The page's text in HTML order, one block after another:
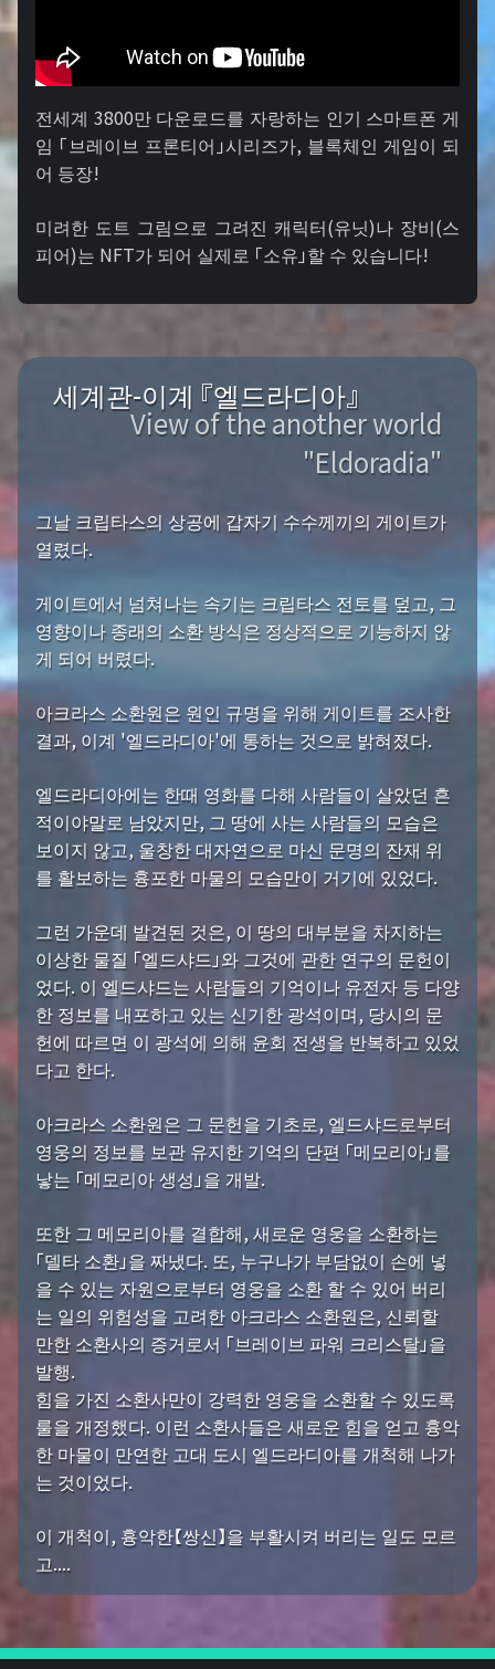
전세계 3800만 다운로드를 자랑하는 인기 스마트폰 게
임 「브레이브 프론티어」시리즈가, 블록체인 게임이 되
어 등장!
미려한 도트 그림으로 그려진 캐릭터(유닛)나 장비(스
피어)는 NFT가 되어 실제로 「소유」할 수 있습니다!
세계관-이계 『엘드라디아』
View of the another world
"Eldoradia"
그날 크립타스의 상공에 갑자기 수수께끼의 게이트가
열렸다.
게이트에서 넘쳐나는 속기는 크립타스 전토를 덮고, 그
영향이나 종래의 소환 방식은 정상적으로 기능하지 않
게 되어 버렸다.
아크라스 소환원은 원인 규명을 위해 게이트를 조사한
결과, 이계 '엘드라디아'에 통하는 것으로 밝혀졌다.
엘드라디아에는 한때 영화를 다해 사람들이 살았던 흔
적이야말로 남았지만, 그 땅에 사는 사람들의 모습은
보이지 않고, 울창한 대자연으로 마신 문명의 잔재 위
를 활보하는 흉포한 마물의 모습만이 거기에 있었다.
그런 가운데 발견된 것은, 이 땅의 대부분을 차지하는
이상한 물질 「엘드샤드」와 그것에 관한 연구의 문헌이
었다. 이 엘드샤드는 사람들의 기억이나 유전자 등 다양
한 정보를 내포하고 있는 신기한 광석이며, 당시의 문
헌에 따르면 이 광석에 의해 윤회 전생을 반복하고 있었
다고 한다.
아크라스 소환원은 그 문헌을 기초로, 엘드샤드로부터
영웅의 정보를 보관 유지한 기억의 단편 「메모리아」를
낳는 「메모리아 생성」을 개발.
또한 그 메모리아를 결합해, 새로운 영웅을 소환하는
「델타 소환」을 짜냈다. 또, 누구나가 부담없이 손에 넣
을 수 있는 자원으로부터 영웅을 소환 할 수 있어 버리
는 일의 위험성을 고려한 아크라스 소환원은, 신뢰할
만한 소환사의 증거로서 「브레이브 파워 크리스탈」을
발행.
힘을 가진 소환사만이 강력한 영웅을 소환할 수 있도록
룰을 개정했다. 이런 소환사들은 새로운 힘을 얻고 흉악
한 마물이 만연한 고대 도시 엘드라디아를 개척해 나가
는 것이었다.
이 개척이, 흉악한【쌍신】을 부활시켜 버리는 일도 모르
고....